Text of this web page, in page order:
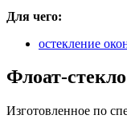
Для чего:
остекление
Флоат-
Изготовленное по